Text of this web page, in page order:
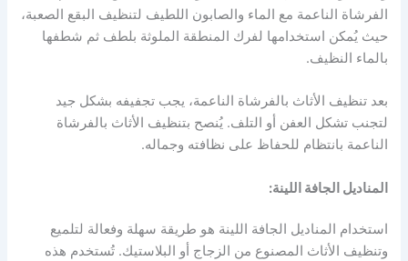
الفرشاة الناعمة مع الماء والصابون اللطيف لتنظيف البقع الصعبة،
حيث يُمكن استخدامها لفرك المنطقة الملوثة بلطف ثم شطفها
بالماء النظيف.
بعد تنظيف الأثاث بالفرشاة الناعمة، يجب تجفيفه بشكل جيد
لتجنب تشكل العفن أو التلف. يُنصح بتنظيف الأثاث بالفرشاة
الناعمة بانتظام للحفاظ على نظافته وجماله.
المناديل الجافة اللينة:
استخدام المناديل الجافة اللينة هو طريقة سهلة وفعالة لتلميع
وتنظيف الأثاث المصنوع من الزجاج أو البلاستيك. تُستخدم هذه